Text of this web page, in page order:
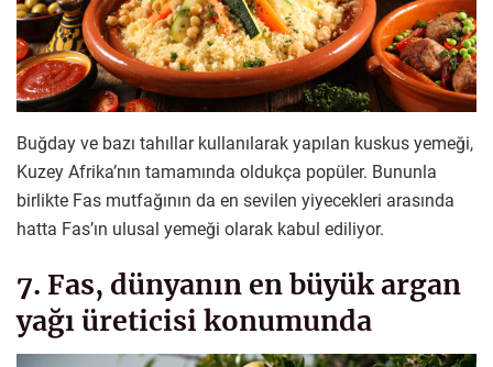
Buğday ve bazı tahıllar kullanılarak yapılan kuskus yemeği,
Kuzey Afrika’nın tamamında oldukça popüler. Bununla
birlikte Fas mutfağının da en sevilen yiyecekleri arasında
hatta Fas’ın ulusal yemeği olarak kabul ediliyor.
7. Fas, dünyanın en büyük argan
yağı üreticisi konumunda